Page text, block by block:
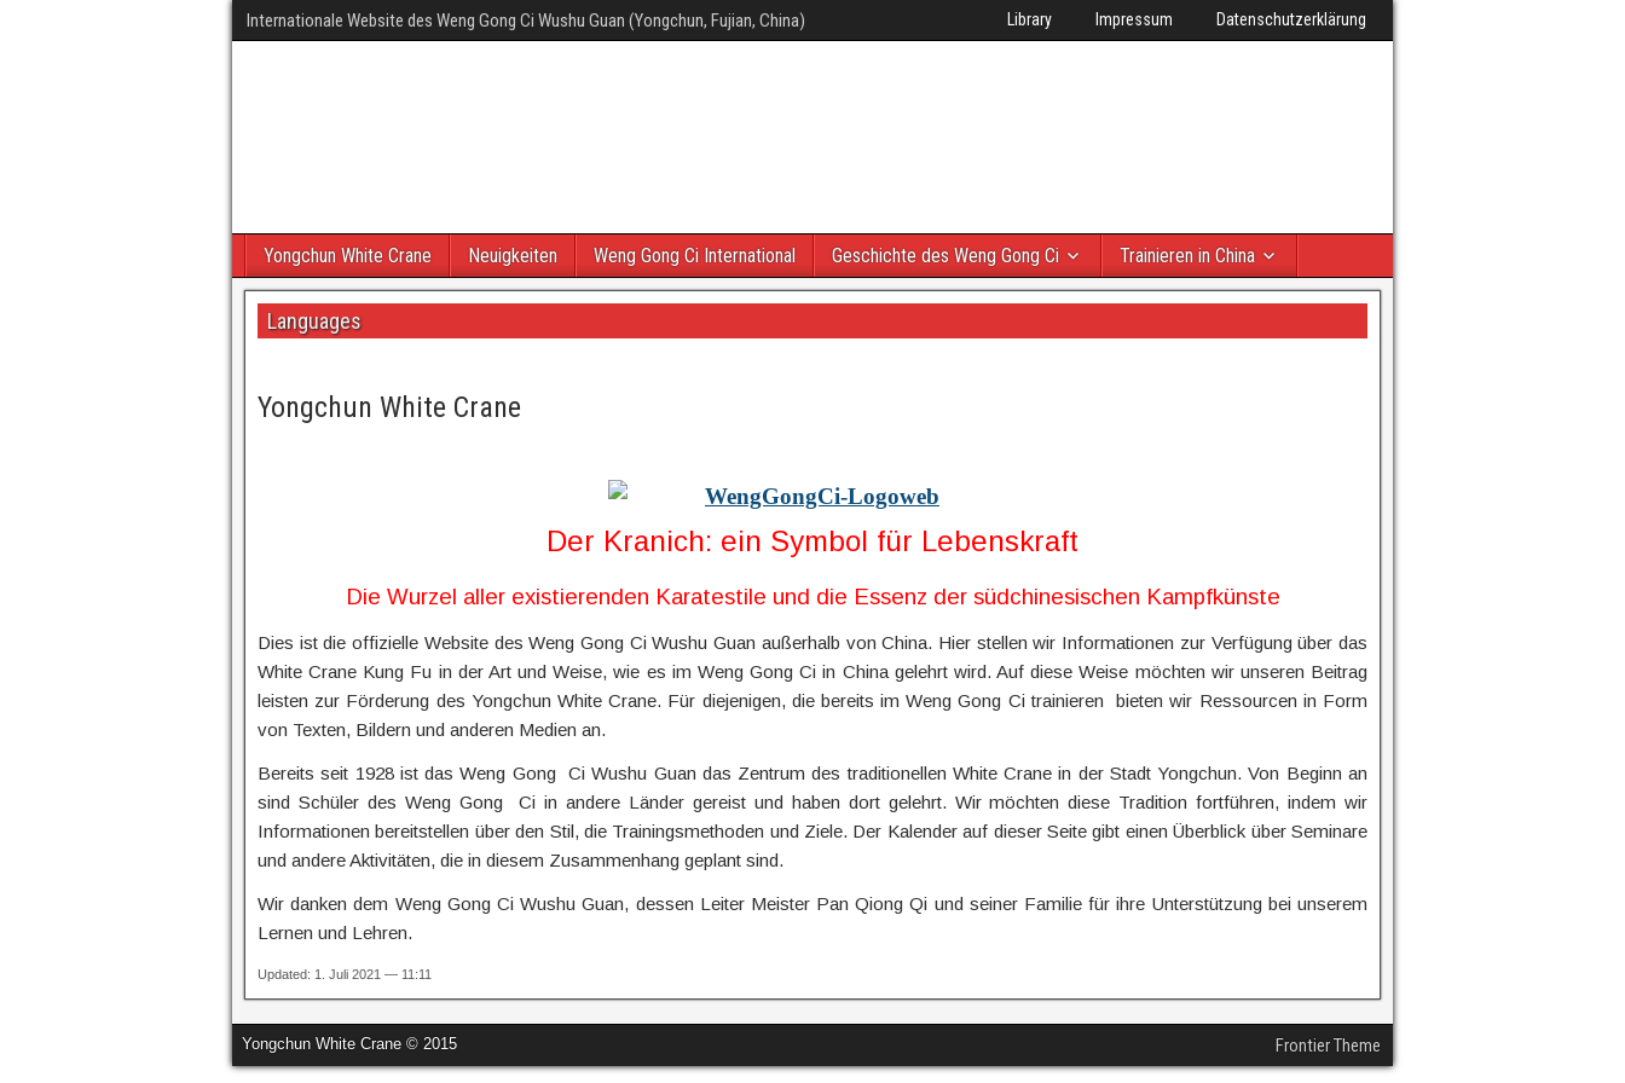
Internationale Website des Weng Gong Ci Wushu Guan (Yongchun, Fujian, China) Library Impressum Datenschutzerklärung
Yongchun White Crane Neuigkeiten Weng Gong Ci International Geschichte des Weng Gong Ci Trainieren in China
Languages
Yongchun White Crane
Der Kranich: ein Symbol für Lebenskraft
Die Wurzel aller existierenden Karatestile und die Essenz der südchinesischen Kampfkünste
Dies ist die offizielle Website des Weng Gong Ci Wushu Guan außerhalb von China. Hier stellen wir Informationen zur Verfügung über das
White Crane Kung Fu in der Art und Weise, wie es im Weng Gong Ci in China gelehrt wird. Auf diese Weise möchten wir unseren Beitrag
leisten zur Förderung des Yongchun White Crane. Für diejenigen, die bereits im Weng Gong Ci trainieren bieten wir Ressourcen in Form
von Texten, Bildern und anderen Medien an.
Bereits seit 1928 ist das Weng Gong Ci Wushu Guan das Zentrum des traditionellen White Crane in der Stadt Yongchun. Von Beginn an
sind Schüler des Weng Gong Ci in andere Länder gereist und haben dort gelehrt. Wir möchten diese Tradition fortführen, indem wir
Informationen bereitstellen über den Stil, die Trainingsmethoden und Ziele. Der Kalender auf dieser Seite gibt einen Überblick über Seminare
und andere Aktivitäten, die in diesem Zusammenhang geplant sind.
Wir danken dem Weng Gong Ci Wushu Guan, dessen Leiter Meister Pan Qiong Qi und seiner Familie für ihre Unterstützung bei unserem
Lernen und Lehren.
Updated: 1. Juli 2021 — 11:11
Yongchun White Crane © 2015 Frontier Theme